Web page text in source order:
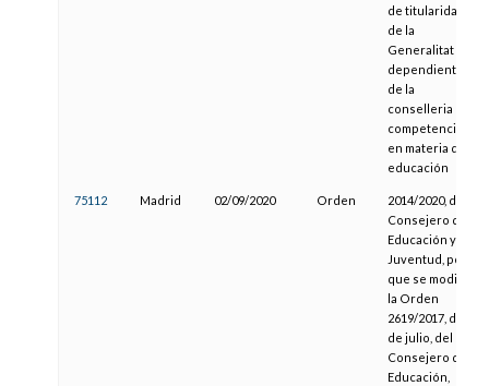
de titularidad
de la
Generalitat
dependientes
de la
conselleria con
competencia
en materia de
educación
75112 Madrid 02/09/2020 Orden
2014/2020, del
Consejero de
Educación y
Juventud, por la
que se modifica
la Orden
2619/2017, de 13
de julio, del
Consejero de
Educación,